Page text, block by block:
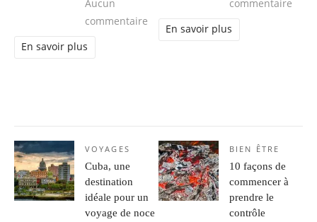
Aucun
commentaire
En savoir plus
commentaire
En savoir plus
VOYAGES
Cuba, une
destination
idéale pour un
voyage de noce
BIEN ÊTRE
10 façons de
commencer à
prendre le
contrôle